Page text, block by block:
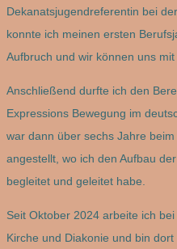
Dekanatsjugendreferentin bei
konnte ich meinen ersten
Aufbruch und wir können uns mit
Anschließend durfte ich den
Expressions Bewegung im
war dann über sechs Jahre
angestellt, wo ich den Aufbau
begleitet und geleitet habe.
Seit Oktober 2024 arbeite ich
Kirche und Diakonie und bin